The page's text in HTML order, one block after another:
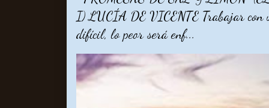
I) LUCÍA DE VICENTE Trabajar con
difícil, lo peor será enf...